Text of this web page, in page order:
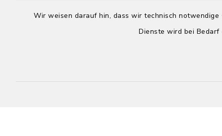
Wir weisen darauf hin, dass wir technisch
Dienste wird bei